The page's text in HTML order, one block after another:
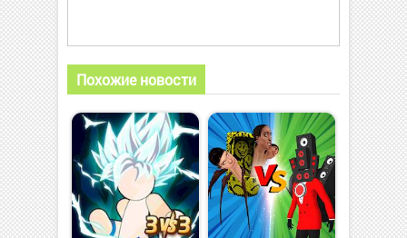
Похожие новости